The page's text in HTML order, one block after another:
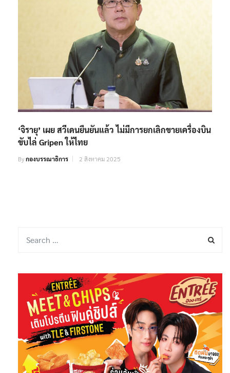
‘จิรายุ’ เผย สวีเดนยืนยันแล้ว ไม่มีการยกเลิกขายเครื่องบิน
ขับไล่ Gripen ให้ไทย
Byกองบรรณาธิการ 2 สิงหาคม 2025